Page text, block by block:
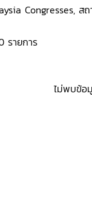
Congresses, ส
รายการ
ไม่พบข้อ